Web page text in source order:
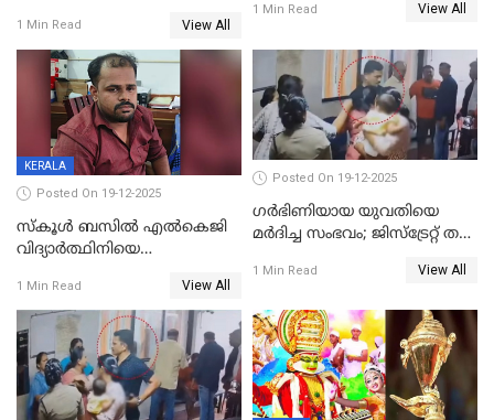
ക്രൂരകൊലപാതകത്തില്‍
സഹോദരിപുത്രന് ജീവപര്യന്തം
1 Min Read View All
നാൽപ്പതിലേറെ
റിപ്പോർട്ട്
1 Min Read View All
KERALA
Posted On 19-12-2025
സ്കൂൾ ബസിൽ എൽകെജി
വിദ്യാര്‍ത്ഥിനിയെ
ക്ലീനര്‍ പിടിയിൽ
1 Min Read View All
Posted On 19-12-2025
ഗര്‍ഭിണിയായ യുവതിയെ
മര്‍ദിച്ച സംഭവം; ജിസ്‌ട്രേറ്റ് തല
യുവതി
1 Min Read View All